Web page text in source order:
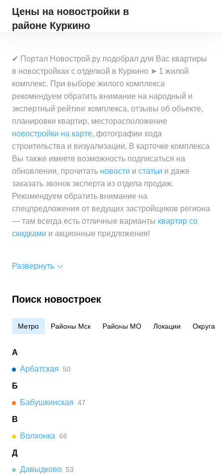
Цены на новостройки в
районе Куркино
✔ Портал Новострой.ру подобрал для Вас квартиры
в новостройках с отделкой в Куркино ➤ 1 жилой
комплекс. При выборе жилого комплекса
рекомендуем обратить внимание на народный и
экспертный рейтинг комплекса, отзывы об объекте,
планировки квартир, месторасположение
новостройки на карте, фотографии хода
строительства и визуализации. В карточке комплекса
Вы также имеете возможность подписаться на
обновления, прочитать новости и статьи и даже
заказать звонок эксперта из отдела продаж.
Рекомендуем обратить внимание на
спецпредложения от ведущих застройщиков региона
— там всегда есть отличные варианты квартир со
скидками и акционные предложения!
Развернуть
Поиск новостроек
Метро Районы Мск Районы МО Локации Округа
А
Арбатская
50
Б
Бабушкинская 47
В
Волхонка 66
Д
Давыдково 53